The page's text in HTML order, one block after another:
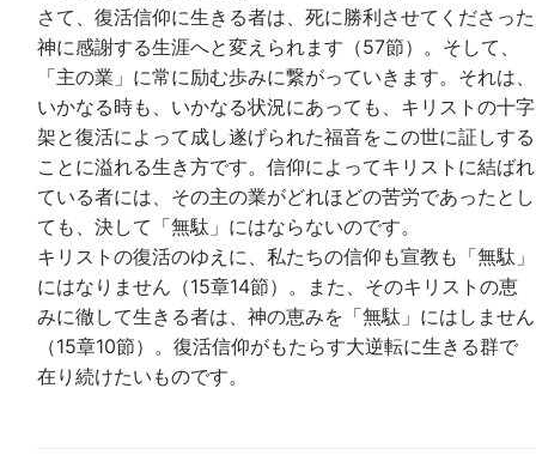
さて、復活信仰に生きる者は、死に勝利させてくださった
神に感謝する生涯へと変えられます（57節）。そして、
「主の業」に常に励む歩みに繋がっていきます。それは、
いかなる時も、いかなる状況にあっても、キリストの十字
架と復活によって成し遂げられた福音をこの世に証しする
ことに溢れる生き方です。信仰によってキリストに結ばれ
ている者には、その主の業がどれほどの苦労であったとし
ても、決して「無駄」にはならないのです。
キリストの復活のゆえに、私たちの信仰も宣教も「無駄」
にはなりません（15章14節）。また、そのキリストの恵
みに徹して生きる者は、神の恵みを「無駄」にはしません
（15章10節）。復活信仰がもたらす大逆転に生きる群で
在り続けたいものです。